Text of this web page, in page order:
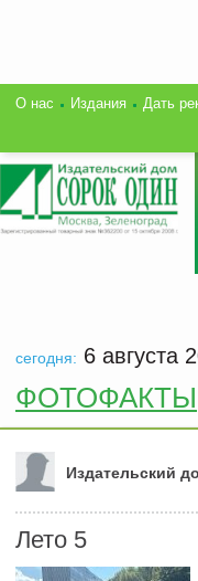
О нас Издания Дать
сегодня: 6 августа
ФОТОФАКТЫ
Издательский
Лето 5